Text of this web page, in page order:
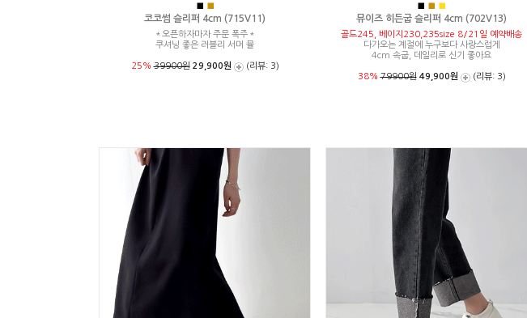
■ ■
코코썸 슬리퍼 4cm (715V11)
＊오픈하자마자 주문 폭주＊
쿠셔닝 좋은 러블리 서머 뮬
25%39900원 29,900원 (리뷰: 3)
■ ■ ■
뮤이즈 히든굽 슬리퍼 4cm (702V13)
골드245, 베이지230,235size 8/21일 예약배송
다가오는 계절에 누구보다 사랑스럽게
4cm 속굽, 데일리로 신기 좋아요
38%79900원 49,900원 (리뷰: 3)